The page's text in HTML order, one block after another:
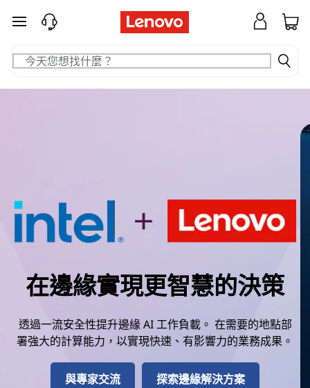
在
邊
緣
智
慧
策
跳至主要內容
在邊緣實現更智慧的決策
透過一流安全性提升邊緣 AI 工作負載。 在需要的地點部
署強大的計算能力，以實現快速、有影響力的業務成果。
與專家交流 探索邊緣解決方案